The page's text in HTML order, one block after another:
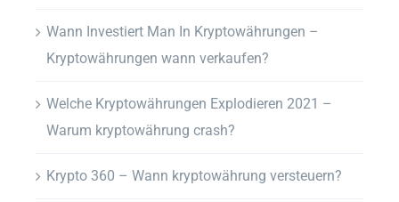
Wann Investiert Man In Kryptowährungen –
Kryptowährungen wann verkaufen?
Welche Kryptowährungen Explodieren 2021 –
Warum kryptowährung crash?
Krypto 360 – Wann kryptowährung versteuern?